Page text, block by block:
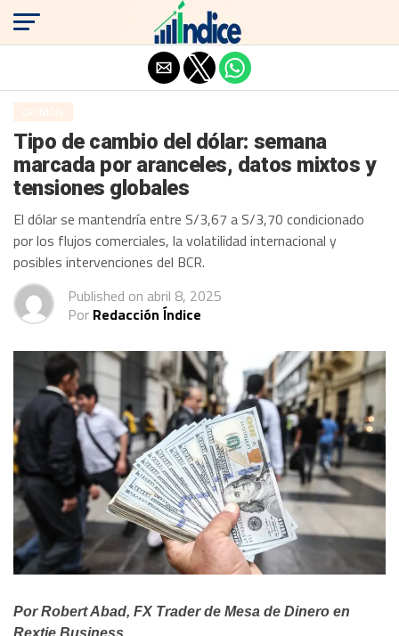
OPINIÓN
Tipo de cambio del dólar: semana
marcada por aranceles, datos mixtos y
tensiones globales
El dólar se mantendría entre S/3,67 a S/3,70 condicionado
por los flujos comerciales, la volatilidad internacional y
posibles intervenciones del BCR.
Published on abril 8, 2025
Por Redacción Índice
Por Robert Abad, FX Trader de Mesa de Dinero en
Rextie Business
Salir de la versión móvil